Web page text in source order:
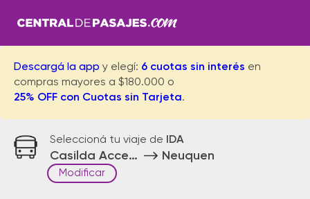
Descargá la app y elegí: 6 cuotas sin interés en
compras mayores a $180.000 o
25% OFF con Cuotas sin Tarjeta.
Seleccioná tu viaje de IDA
Casilda Acceso Neuquen
Modificar